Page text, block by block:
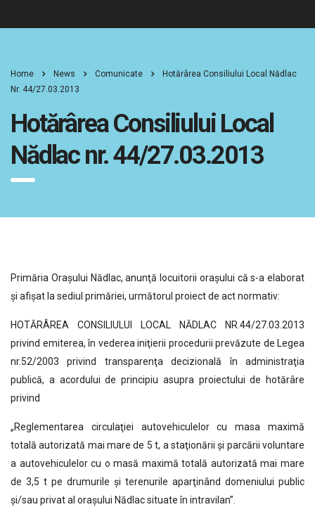
Home News Comunicate
Hotărârea Consiliului Local Nădlac
Nr. 44/27.03.2013
Hotărârea Consiliului Local
Nădlac nr. 44/27.03.2013
Primăria Orașului Nădlac, anunţă locuitorii oraşului că s-a elaborat
şi afişat la sediul primăriei, următorul proiect de act normativ:
HOTĂRÂREA CONSILIULUI LOCAL NĂDLAC NR.44/27.03.2013
privind emiterea, în vederea iniţierii procedurii prevăzute de Legea
nr.52/2003 privind transparenţa decizională în administraţia
publică, a acordului de principiu asupra proiectului de hotărâre
privind
„Reglementarea circulaţiei autovehiculelor cu masa maximă
totală autorizată mai mare de 5 t, a staţionării şi parcării voluntare
a autovehiculelor cu o masă maximă totală autorizată mai mare
de 3,5 t pe drumurile şi terenurile aparţinând domeniului public
şi/sau privat al oraşului Nădlac situate în intravilan”.